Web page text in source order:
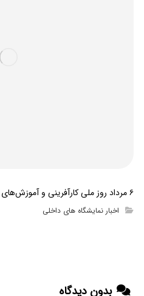
۶ مرداد روز ملی کارآفرینی و آموزش‌های فنی و حرفه‌ای گرامی باد
اخبار نمایشگاه های داخلی
بدون دیدگاه